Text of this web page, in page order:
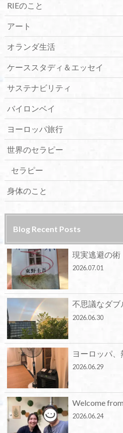
RIEのこと
アート
オランダ生活
ケーススタディ＆エッセイ
サステナビリティ
バイロンベイ
ヨーロッパ旅行
世界のセラピー
セラピー
身体のこと
Blog Recent Posts
現実逃避の術
2026.07.01
不思議なダブ
2026.06.30
ヨーロッパ、
2026.06.29
Welcome
2026.06.24